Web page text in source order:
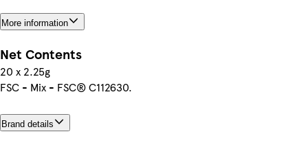
More information
Net Contents
20 x 2.25g
FSC - Mix - FSC® C112630.
Brand details